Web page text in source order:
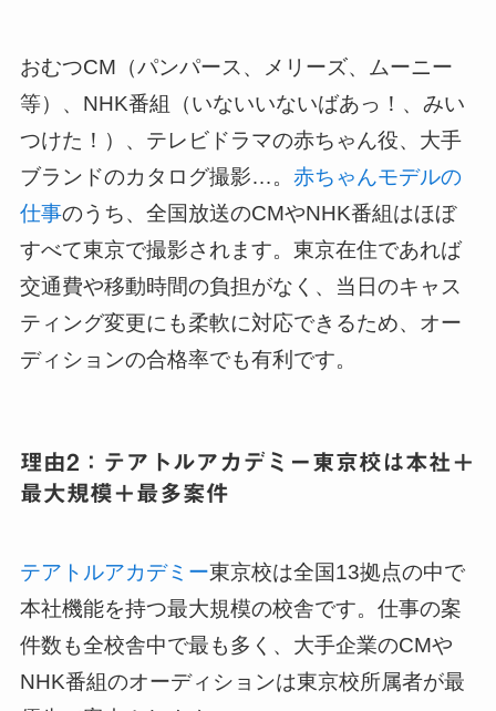
おむつCM（パンパース、メリーズ、ムーニー
等）、NHK番組（いないいないばあっ！、みい
つけた！）、テレビドラマの赤ちゃん役、大手
ブランドのカタログ撮影…。 赤ちゃんモデルの
仕事のうち、全国放送のCMやNHK番組はほぼ
すべて東京で撮影されます。東京在住であれば
交通費や移動時間の負担がなく、当日のキャス
ティング変更にも柔軟に対応できるため、オー
ディションの合格率でも有利です。
理由2：テアトルアカデミー東京校は本社＋
最大規模＋最多案件
テアトルアカデミー東京校は全国13拠点の中で
本社機能を持つ最大規模の校舎です。仕事の案
件数も全校舎中で最も多く、大手企業のCMや
NHK番組のオーディションは東京校所属者が最